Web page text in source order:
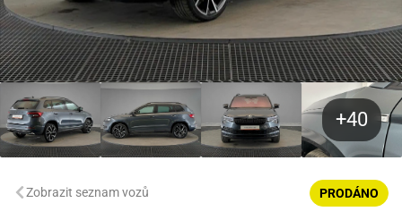
Zobrazit seznam vozů PRODÁNO